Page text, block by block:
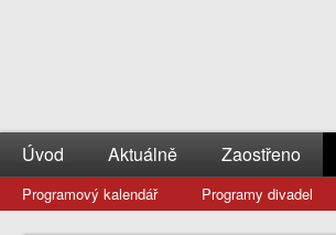
Úvod Aktuálně Zaostřeno
Programový kalendář Programy divadel